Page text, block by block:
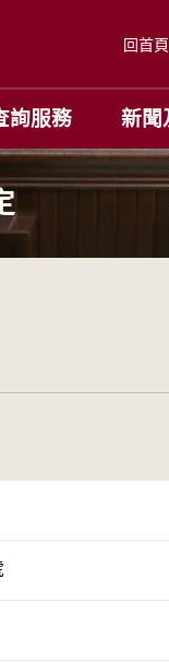
回首頁
詢服務 新聞